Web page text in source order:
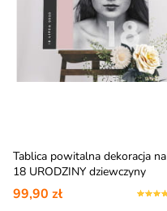
Tablica powitalna dekoracja na
18 URODZINY dziewczyny
99,90 zł